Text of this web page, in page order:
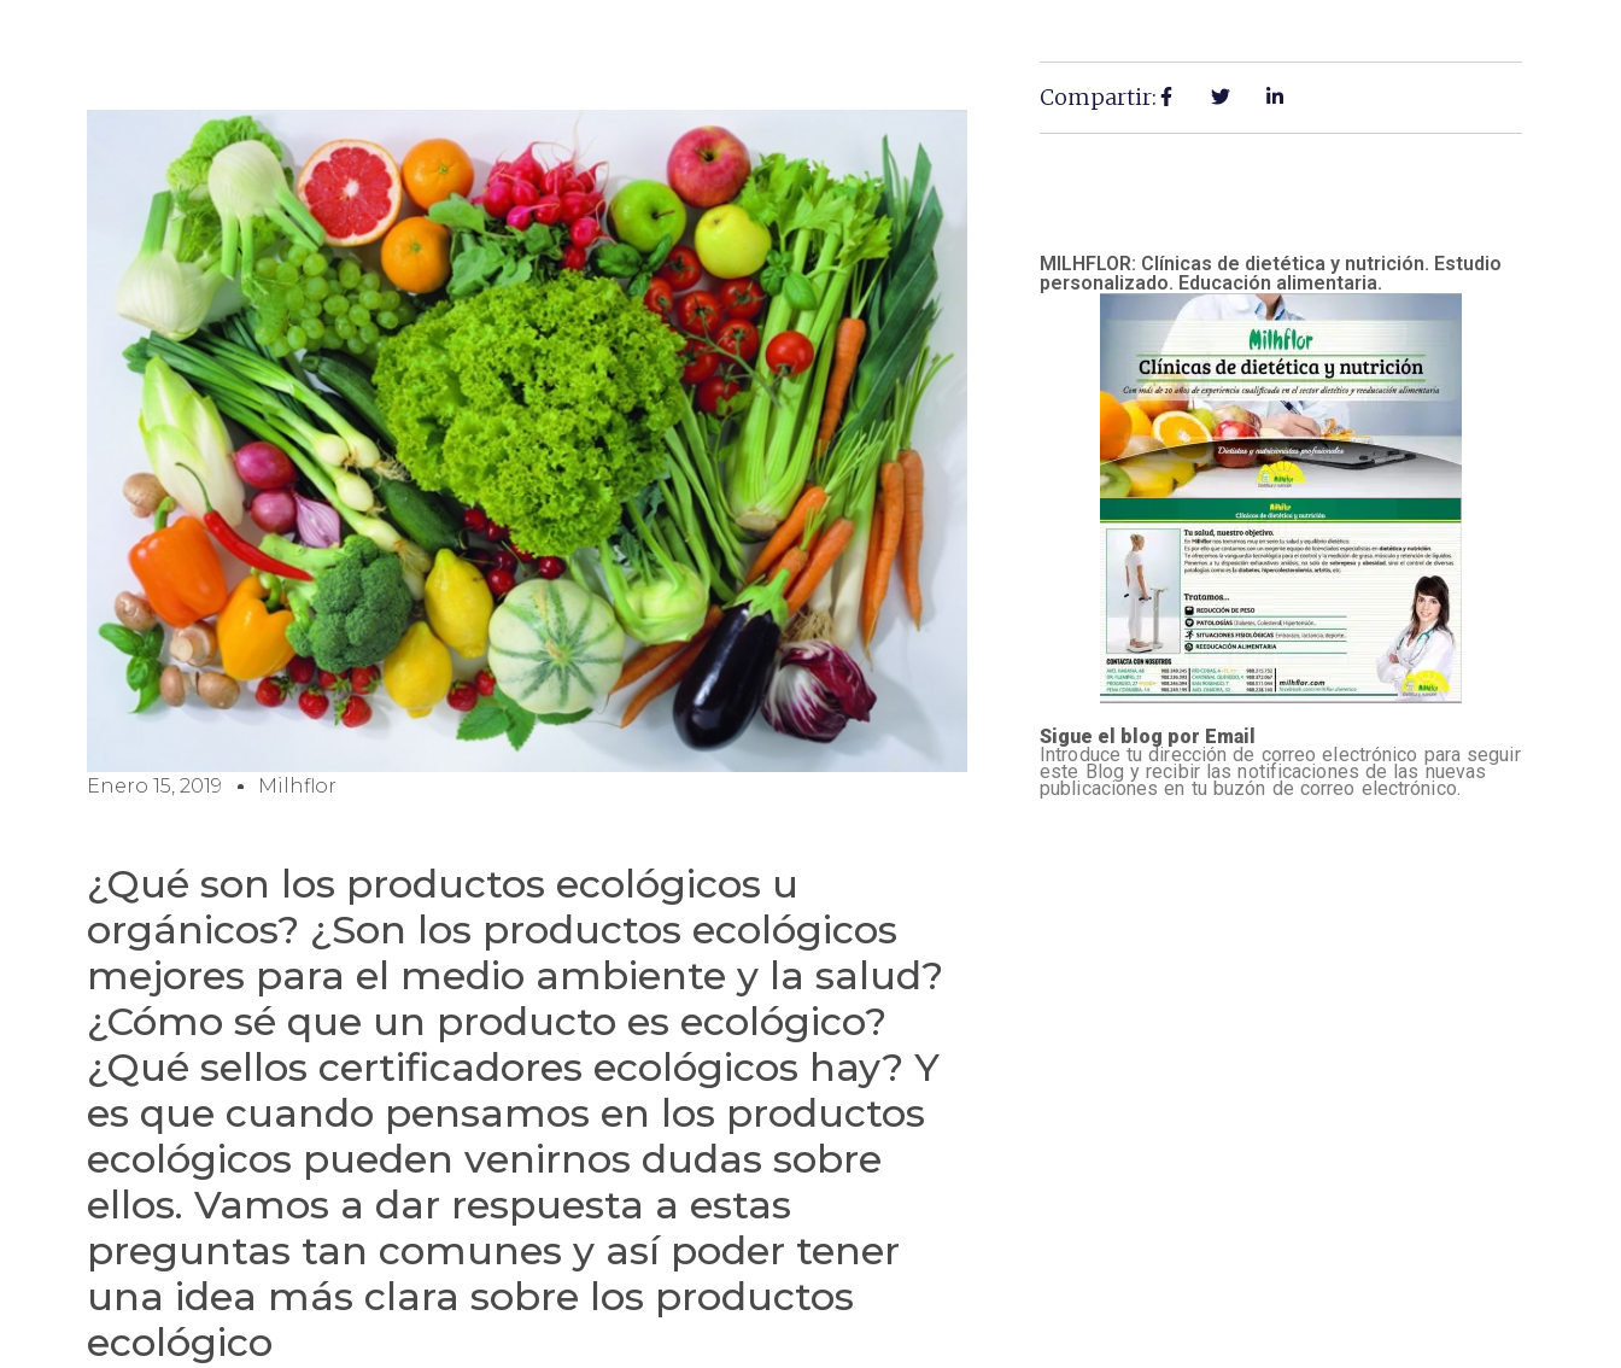
Enero 15, 2019 Milhflor
¿Qué son los productos ecológicos u
orgánicos? ¿Son los productos ecológicos
mejores para el medio ambiente y la salud?
¿Cómo sé que un producto es ecológico?
¿Qué sellos certificadores ecológicos hay? Y
es que cuando pensamos en los productos
ecológicos pueden venirnos dudas sobre
ellos. Vamos a dar respuesta a estas
preguntas tan comunes y así poder tener
una idea más clara sobre los productos
ecológico
Compartir:
MILHFLOR: Clínicas de dietética y nutrición. Estudio
personalizado. Educación alimentaria.
Sigue el blog por Email
Introduce tu dirección de correo electrónico para seguir
este Blog y recibir las notificaciones de las nuevas
publicaciones en tu buzón de correo electrónico.